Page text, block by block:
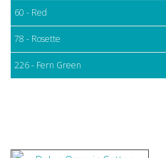
60 - Red
78 - Rosette
226 - Fern Green